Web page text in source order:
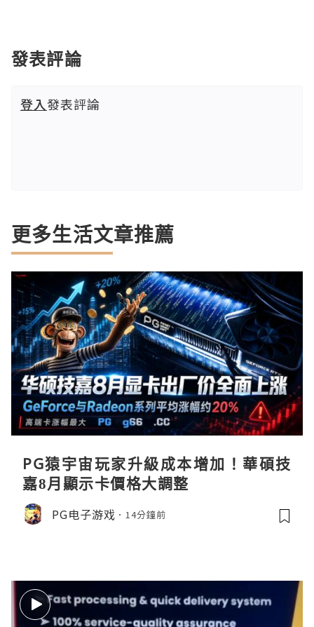
發表評論
登入發表評論
更多生活文章推薦
PG猿宇宙玩家升級成本增加！華碩技
嘉8月顯示卡價格大調整
PG电子游戏 14分鐘前